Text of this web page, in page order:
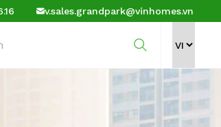
v.sales.grandpark@vinhomes.vn